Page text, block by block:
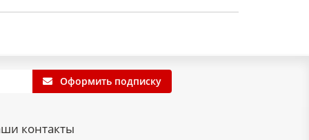
Оформить подписку
контакты